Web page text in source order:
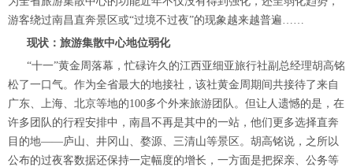
游客绕过南昌直奔景区或“过境不过夜”的现象越来越普遍……
现状：旅游集散中心地位弱化
“十一”黄金周落幕，忙碌许久的江西亚细亚旅行社副总经理胡高铭
松了一口气。作为全省最大的地接社，该社黄金周期间共接待了来自
广东、上海、北京等地的100多个外来旅游团队。但让人遗憾的是，在
许多团队的行程安排中，南昌不再是其中的一站，他们更多选择直奔
目的地——庐山、井冈山、婺源、三清山等景区。胡高铭说，之所以
公布的过夜客数据还保持一定幅度的增长，一方面是把探亲、公务等